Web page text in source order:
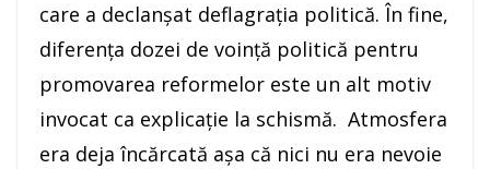
care a declanșat deflagrația politică. În fine,
diferența dozei de voință politică pentru
promovarea reformelor este un alt motiv
invocat ca explicație la schismă. Atmosfera
era deja încărcată așa că nici nu era nevoie